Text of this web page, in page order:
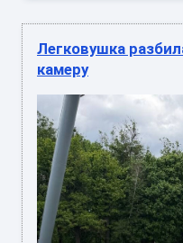
Легковушка
камеру